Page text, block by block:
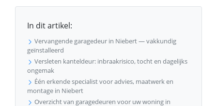
In dit artikel:
Vervangende garagedeur in Niebert — vakkundig
geïnstalleerd
Versleten kanteldeur: inbraakrisico, tocht en dagelijks
ongemak
Één erkende specialist voor advies, maatwerk en
montage in Niebert
Overzicht van garagedeuren voor uw woning in